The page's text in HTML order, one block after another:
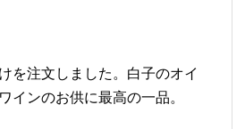
を注文しました。白子のオイ
インのお供に最高の一品。